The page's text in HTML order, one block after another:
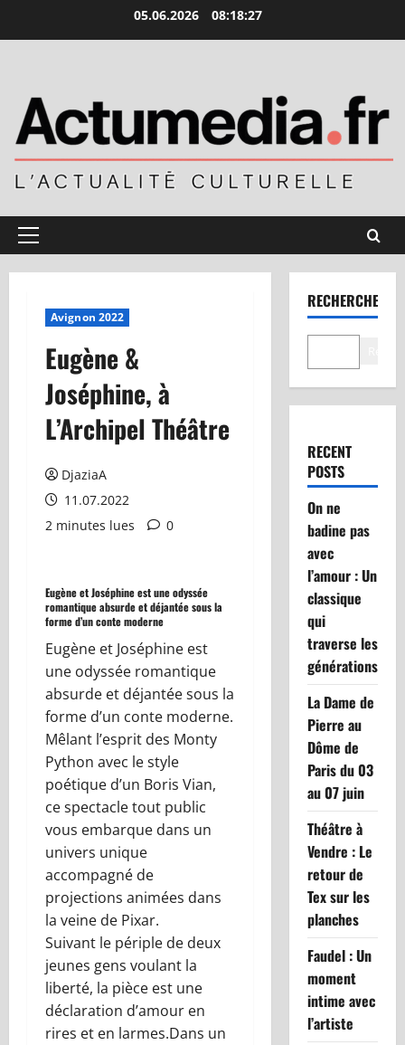
05.06.2026 08:18:28
Menu
Avignon 2022
Eugène &
Joséphine, à
L’Archipel Théâtre
DjaziaA
11.07.2022
2 minutes lues
0
Eugène et Joséphine est une odyssée
romantique absurde et déjantée sous la
forme d’un conte moderne
Eugène et Joséphine est
une odyssée romantique
absurde et déjantée sous la
forme d’un conte moderne.
Mêlant l’esprit des Monty
Python avec le style
poétique d’un Boris Vian,
ce spectacle tout public
vous embarque dans un
univers unique
accompagné de
projections animées dans
la veine de Pixar.
Suivant le périple de deux
jeunes gens voulant la
liberté, la pièce est une
déclaration d’amour en
rires et en larmes.Dans un
RECHERCHER
RECENT
POSTS
On ne
badine pas
avec
l’amour : Un
classique
qui
traverse les
générations
La Dame de
Pierre au
Dôme de
Paris du 03
au 07 juin
Théâtre à
Vendre : Le
retour de
Tex sur les
planches
Faudel : Un
moment
intime avec
l’artiste